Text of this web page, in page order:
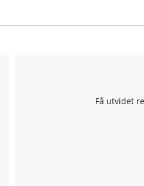
Consent
Få utvidet